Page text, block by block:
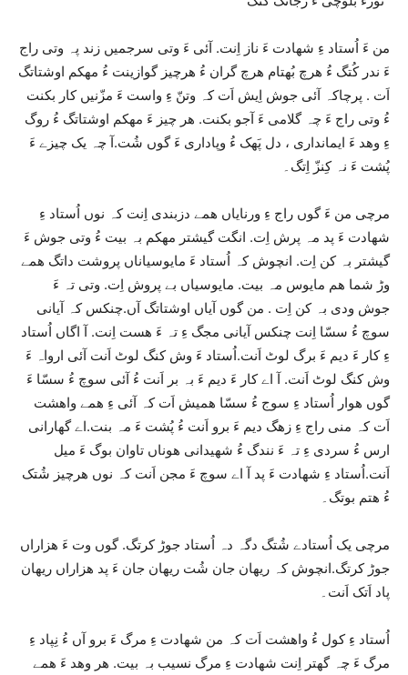
من ءَ اُستاد ءِ شھادت ءَ ناز اِنت. آئی ءَ وتی سرجمیں زند پہ وتی راج
ءَ ندر کُتگ ءُ ھرچ بُھتام ھرچ گران ءُ ھرچیز گوازینت ءُ مھکم اوشتاتگ
اَت . پرچاکہ آئی جوش اِیش اَت کہ وتنّ ءِ واست ءَ مزّنیں کار بکنت
ءُ وتی راج ءَ چہ گلامی ءَ آجو بکنت. ھر چیز ءَ مھکم اوشتاتگ ءُ روگ
ءِ وھد ءَ ایمانداری ، دل پَھک ءُ وپاداری ءَ گوں شُت.آ چہ یک چیزے ءَ
پُشت ءَ نہ کِنزّ اِتگ۔
مرچی من ءَ گوں راج ءِ ورنایاں ھمے دزبندی اِنت کہ نوں اُستاد ءِ
شھادت ءَ پد مہ پرش اِت. انگت گیشتر مھکم بہ بیت ءُ وتی جوش ءَ
گیشتر بہ کن اِت. انچوش کہ اُستاد ءَ مایوسیاناں پروشت داتگ ھمے
وڑ شما ھم مایوس مہ بیت. مایوسیاں بے پروش اِت. وتی تہ ءَ
جوش ودی بہ کن اِت . من گوں آیاں اوشتاتگ آں.چنکس کہ آیانی
سوچ ءُ سسّا اِنت چنکس آیانی مجگ ءِ تہ ءَ ھست اِنت. آ اگاں اُستاد
ءِ کار ءَ دیم ءَ برگ لوٹ اَنت.اُستاد ءَ وش کنگ لوٹ اَنت آئی ارواہ ءَ
وش کنگ لوٹ اَنت. آ اے کار ءَ دیم ءَ بہ بر اَنت ءُ آئی سوچ ءُ سسّا ءَ
گوں ھوار اُستاد ءِ سوج ءُ سسّا ھمیش اَت کہ آئی ءِ ھمے واھشت
اَت کہ منی راج ءِ زھگ دیم ءَ برو اَنت ءُ پُشت ءَ مہ بنت.اے گھارانی
ارس ءُ سردی ءِ تہ ءَ نندگ ءُ شھیدانی ھوناں تاوان بوگ ءَ میل
اَنت.اُستاد ءِ شھادت ءَ پد آ اے سوچ ءَ مجن اَنت کہ نوں ھرچیز شُتک
ءُ ھتم بوتگ۔
مرچی یک اُستادے شُتگ دگہ دہ اُستاد جوڑ کرتگ. گوں وت ءَ ھزاراں
جوڑ کرتگ.انچوش کہ ریھان جان شُت ریھان جان ءَ پد ھزاراں ریھان
پاد اَتک اَنت۔
اُستاد ءِ کول ءُ واھشت اَت کہ من شھادت ءِ مرگ ءَ برو آں ءُ نِپاد ءِ
مرگ ءَ چہ گھتر اِنت شھادت ءِ مرگ نسیب بہ بیت. ھر وھد ءَ ھمے